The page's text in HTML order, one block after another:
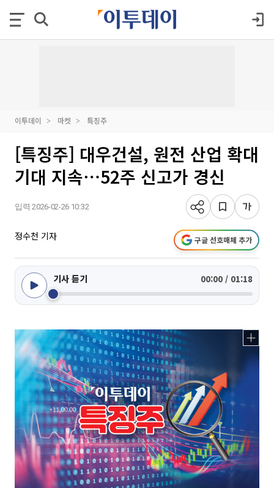
이투데이 마켓 특징주
[특징주] 대우건설, 원전 산업 확대
기대 지속⋯52주 신고가 경신
입력 2026-02-26 10:32
정수천 기자 구글 선호매체 추가
기사 듣기 00:00 / 01:18